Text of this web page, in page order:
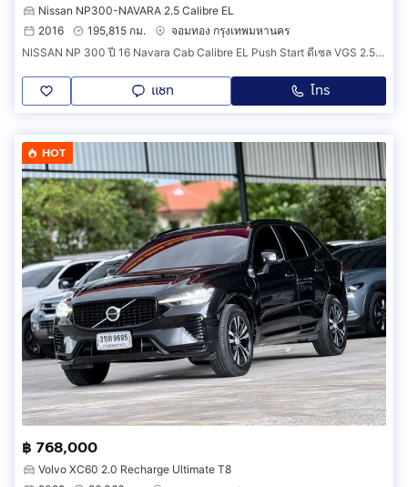
Nissan NP300-NAVARA 2.5 Calibre EL
2016
195,815 กม.
จอมทอง กรุงเทพมหานคร
NISSAN NP 300 ปี 16 Navara Cab Calibre EL Push Start ดีเซล VGS 2.5 cc TURBO MT 6 เกียร์ MAX LENSO 16 ยาง Michlien ปี 25 ไม่มีชนน็อตไม่มีขยับ
แชท โทร
HOT
฿ 768,000
Volvo XC60 2.0 Recharge Ultimate T8